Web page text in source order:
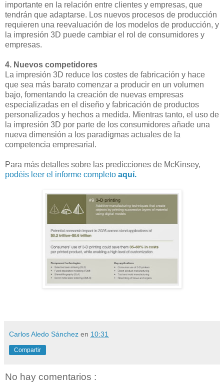
importante en la relación entre clientes y empresas, que
tendrán que adaptarse. Los nuevos procesos de producción
requieren una reevaluación de los modelos de producción, y
la impresión 3D puede cambiar el rol de consumidores y
empresas.
4. Nuevos competidores
La impresión 3D reduce los costes de fabricación y hace
que sea más barato comenzar a producir en un volumen
bajo, fomentando la creación de nuevas empresas
especializadas en el diseño y fabricación de productos
personalizados y hechos a medida. Mientras tanto, el uso de
la impresión 3D por parte de los consumidores añade una
nueva dimensión a los paradigmas actuales de la
competencia empresarial.
Para más detalles sobre las predicciones de McKinsey,
podéis leer el informe completo aquí.
Carlos Aledo Sánchez en 10:31
Compartir
No hay comentarios :